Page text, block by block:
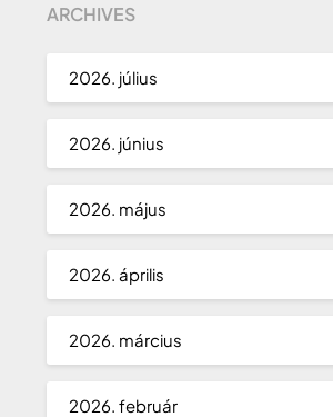
ARCHIVES
2026. július
2026. június
2026. május
2026. április
2026. március
2026. február